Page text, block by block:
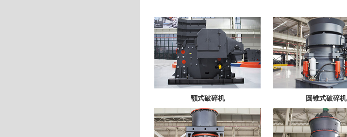
颚式破碎机 圆锥式破碎机